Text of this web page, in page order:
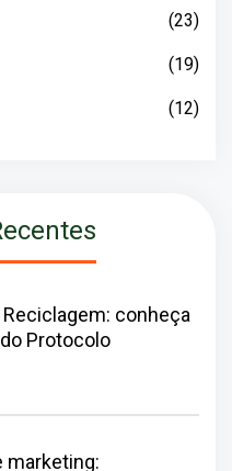
(23)
(19)
(12)
Reciclagem: conheça
Protocolo
marketing: